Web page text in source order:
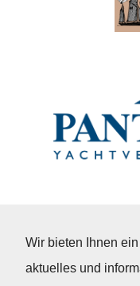
Wir bieten Ihnen
aktuelles und